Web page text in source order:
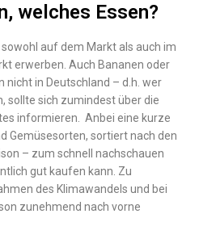
welches Essen?
auf dem Markt als auch im
erwerben. Auch Bananen oder
nicht in Deutschland – d.h. wer
sollte sich zumindest über die
informieren. Anbei eine kurze
Gemüsesorten, sortiert nach den
– zum schnell nachschauen
gut kaufen kann. Zu
des Klimawandels und bei
zunehmend nach vorne